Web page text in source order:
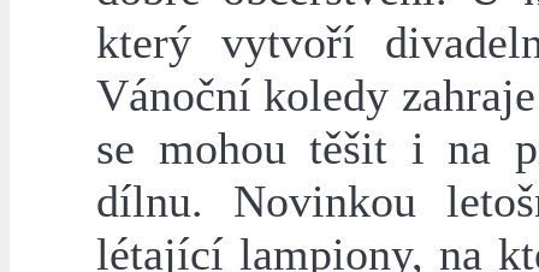
který vytvoří
Vánoční koledy
se mohou těšit i na
dílnu. Novinkou
létající lampiony, na